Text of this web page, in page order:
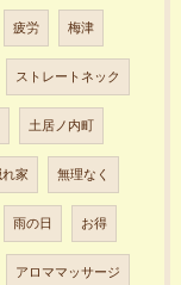
疲労 梅津
ストレートネック
土居ノ内町
家 無理なく
雨の日 お得
アロママッサージ